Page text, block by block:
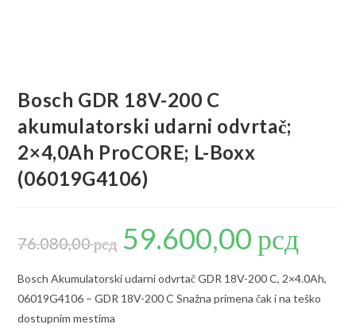
Bosch GDR 18V-200 C
akumulatorski udarni odvrtač;
2×4,0Ah ProCORE; L-Boxx
(06019G4106)
76.080,00рсд
Originalna
cena
je
76.080,00 рсд.
59.600,00рсдje:
Bosch Akumulatorski udarni odvrtač GDR 18V-200 C, 2×4.0Ah,
06019G4106 – GDR 18V-200 C Snažna primena čak i na teško
dostupnim mestima